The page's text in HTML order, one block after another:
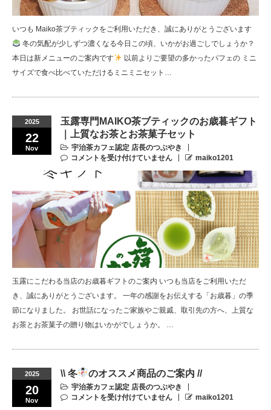
いつも Maiko茶ブティックをご利用いただき、誠にありがとうございます
冬の気配が少しずつ濃くなる今日この頃、いかがお過ごしでしょうか？
本日は新メニューのご案内です
以前よりご要望の多かったパフェの ミニ
サイズで食べ比べていただけるミニミニセット…
2025
22
Nov
玉露専門MAIKO茶ブティックのお歳暮ギフト
｜上質なお茶とお茶菓子セット
宇治茶カフェ認定 店長のつぶやき
コメントを受け付けていません
maiko1201
玉露にこだわる当店のお歳暮ギフトのご案内 いつも当店をご利用いただ
き、誠にありがとうございます。 一年の感謝をお伝えする「お歳暮」の季
節になりました。 お世話になったご家族やご親戚、取引先の方へ、上質な
お茶とお茶菓子の贈り物はいかがでしょうか。 …
2025
20
Nov
\\ 冬 のオススメ商品のご案内 //
宇治茶カフェ認定 店長のつぶやき
コメントを受け付けていません
maiko1201